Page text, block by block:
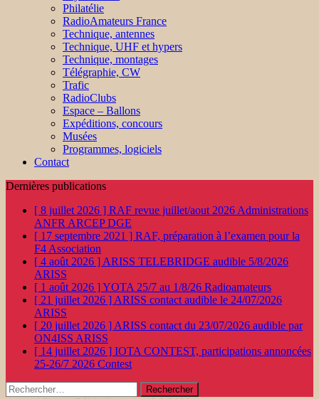
Philatélie
RadioAmateurs France
Technique, antennes
Technique, UHF et hypers
Technique, montages
Télégraphie, CW
Trafic
RadioClubs
Espace – Ballons
Expéditions, concours
Musées
Programmes, logiciels
Contact
Dernières publications
[ 8 juillet 2026 ] RAF revue juillet/aout 2026 Administrations
ANFR ARCEP DGE
[ 17 septembre 2021 ] RAF, préparation à l’examen pour la
F4 Association
[ 4 août 2026 ] ARISS TELEBRIDGE audible 5/8/2026
ARISS
[ 1 août 2026 ]YOTA 25/7 au 1/8/26 Radioamateurs
[ 21 juillet 2026 ] ARISS contact audible le 24/07/2026
ARISS
[ 20 juillet 2026 ] ARISS contact du 23/07/2026 audible par
ON4ISS ARISS
[ 14 juillet 2026 ] IOTA CONTEST, participations annoncées
25-26/7 2026 Contest
Rechercher :